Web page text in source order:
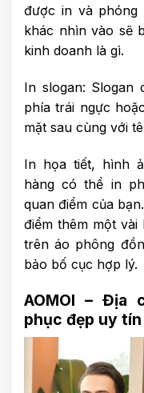
được in và phóng
khác nhìn vào sẽ
kinh doanh là gì.
In slogan: Slogan
phía trái ngực
mặt sau cùng với
In họa tiết, hình
hàng có thể in
quan điểm của
điểm thêm một
trên áo phông
bảo bố cục hợp lý.
AOMOI – Địa
phục đẹp uy tín